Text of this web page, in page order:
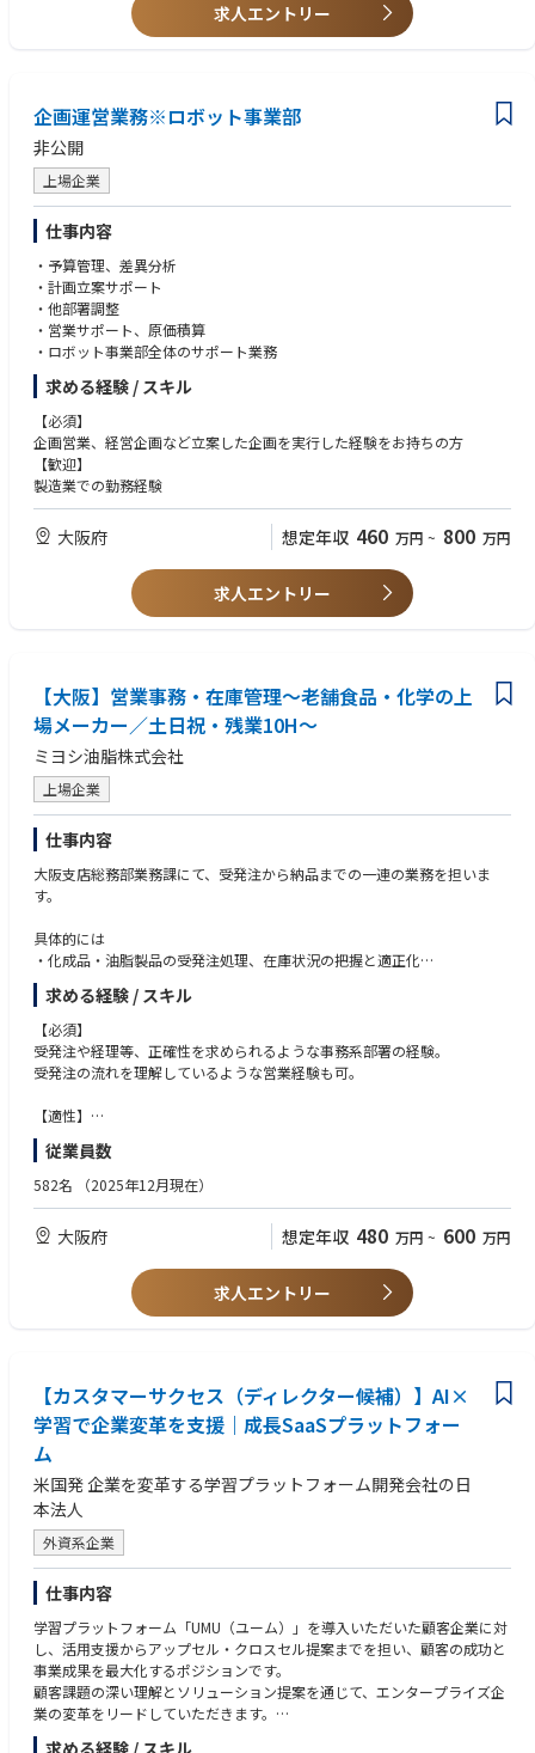
求人エントリー
企画運営業務※ロボット事業部
非公開
上場企業
仕事内容
・予算管理、差異分析
・計画立案サポート
・他部署調整
・営業サポート、原価積算
・ロボット事業部全体のサポート業務
求める経験 / スキル
【必須】
企画営業、経営企画など立案した企画を実行した経験をお持ちの方
【歓迎】
製造業での勤務経験
大阪府 想定年収 460 万円 ~ 800 万円
求人エントリー
【大阪】営業事務・在庫管理～老舗食品・化学の上
場メーカー／土日祝・残業10H～
ミヨシ油脂株式会社
上場企業
仕事内容
大阪支店総務部業務課にて、受発注から納品までの一連の業務を担いま
す。
具体的には
・化成品・油脂製品の受発注処理、在庫状況の把握と適正化
・物流会社（ミヨシ物流）への輸送手配、委託先への発注や折衝、営業サ
ポートを担当
・自社工場（名古屋・神戸）への生産依頼や調整にも関与
各工程で営業・生産・物流と連携し、納期遵守と安定供給を実現する役割
将来的に、総務部を担うリーダーやマネジメント職としての活躍を期待し
■日次業務
受発注：化成品担当からお任せ。化成品・油脂製品の品目別に担当が分か
れている。将来的な担当ローテーションあり。※今回は油脂製品の配属と
なる予定です。
輸送依頼：関連物流会社であるミヨシ物流と折衝しての輸送手配。
委託先発注業務：購入先との窓口として、各種折衝や発注依頼を行う。担
■週次業務
自社工場（名古屋工場・神戸工場)への生産依頼や生産調整。業務習熟に応
じて、将来担当いただく可能性あり。
■各種認証・企画への対応
RSPO認証、ISO規格等の各種認証や規格に則った日常的な管理業務。受注
時の文書管理ルール順守等。
監査向けの資料準備等については、将来的にご担当いただく可能性あり。
■月次・四半期・年次
売掛金決算業務：現在は別部署の総務課が担当しているが、適性があれ
ば、今後お任せする可能性あり。
求める経験 / スキル
【必須】
受発注や経理等、正確性を求められるような事務系部署の経験。
受発注の流れを理解しているような営業経験も可。
【適性】
・正確かつ誠実に業務を遂行し、顧客及び関係部門と調整を行いながら適
切に業務を完遂できる人物。
・常に業務効率化を意識し、改善改革を推進できる人物。
従業員数
582名 （2025年12月現在）
大阪府 想定年収 480 万円 ~ 600 万円
求人エントリー
【カスタマーサクセス（ディレクター候補）】AI×
学習で企業変革を支援｜成長SaaSプラットフォー
ム
米国発 企業を変革する学習プラットフォーム開発会社の日
本法人
外資系企業
仕事内容
学習プラットフォーム「UMU（ユーム）」を導入いただいた顧客企業に対
し、活用支援からアップセル・クロスセル提案までを担い、顧客の成功と
事業成果を最大化するポジションです。
顧客課題の深い理解とソリューション提案を通じて、エンタープライズ企
業の変革をリードしていただきます。